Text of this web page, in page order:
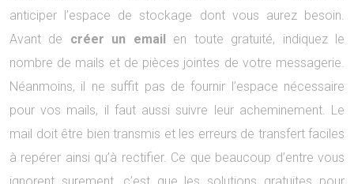
anticiper l’espace de stockage dont vous aurez besoin.
Avant de créer un email en toute gratuité, indiquez le
nombre de mails et de pièces jointes de votre messagerie.
Néanmoins, il ne suffit pas de fournir l’espace nécessaire
pour vos mails, il faut aussi suivre leur acheminement. Le
mail doit être bien transmis et les erreurs de transfert faciles
à repérer ainsi qu’à rectifier. Ce que beaucoup d’entre vous